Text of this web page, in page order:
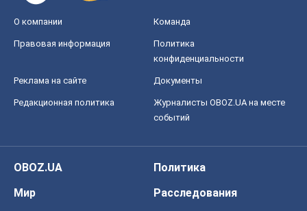
О компании Команда
Правовая информация
Политика
конфиденциальности
Реклама на сайте Документы
Редакционная политика
Журналисты OBOZ.UA на месте
событий
OBOZ.UA
Политика
Мир
Расследования